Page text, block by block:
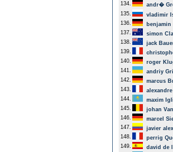
134.
andr�
135.
vladimir
136.
benjamin
137.
simon
138.
jack
139.
140.
roger
141.
andriy
142.
marcus
143.
144.
maxim
145.
johan
146.
marcel
147.
javier
148.
perrig
149.
david de